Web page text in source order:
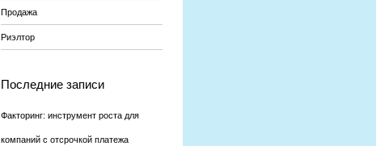
Продажа
Риэлтор
Последние записи
Факторинг: инструмент роста для
компаний с отсрочкой платежа